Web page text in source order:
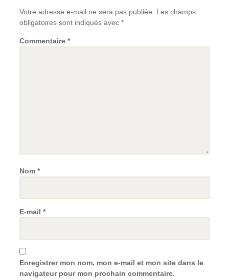
Votre adresse e-mail ne sera pas publiée.
Les champs
obligatoires sont indiqués avec *
Commentaire *
Nom *
E-mail *
Enregistrer mon nom, mon e-mail et mon site dans le
navigateur pour mon prochain commentaire.